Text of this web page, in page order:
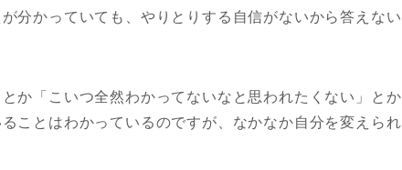
分かっていても、やりとりする自信がないから答えな
とか「こいつ全然わかってないなと思われたくない」と
ことはわかっているのですが、なかなか自分を変えら